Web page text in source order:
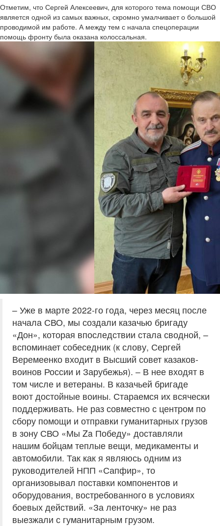
Отметим, что Сергей Алексеевич, для которого тема помощи СВО
является одной из самых важных, скромно умалчивает о большой
проводимой им работе. А между тем с начала спецоперации
помощь фронту была оказана колоссальная.
– Уже в марте 2022-го года, через месяц после
начала СВО, мы создали казачью бригаду
«Дон», которая впоследствии стала сводной, –
вспоминает собеседник (к слову, Сергей
Веремеенко входит в Высший совет казаков-
воинов России и Зарубежья). – В нее входят в
том числе и ветераны. В казачьей бригаде
воют достойные воины. Стараемся их всячески
поддерживать. Не раз совместно с центром по
сбору помощи и отправки гуманитарных грузов
в зону СВО «Мы Za Победу» доставляли
нашим бойцам теплые вещи, медикаменты и
автомобили. Так как я являюсь одним из
руководителей НПП «Сапфир», то
организовывал поставки компонентов и
оборудования, востребованного в условиях
боевых действий. «За ленточку» не раз
выезжали с гуманитарным грузом.